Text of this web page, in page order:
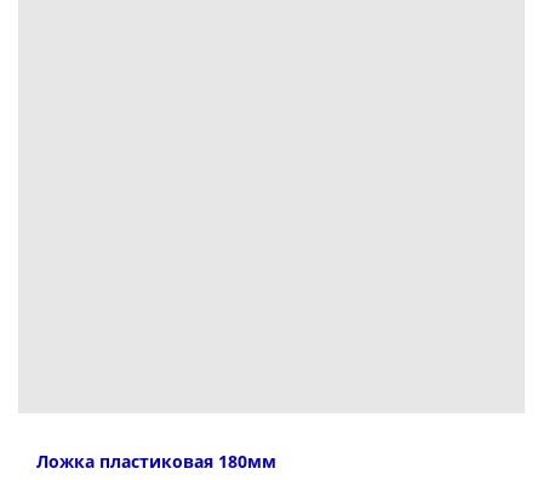
Ложка пластиковая 180мм